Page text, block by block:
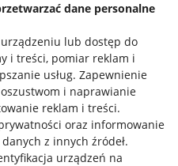
dane personalne
lub dostęp do
i treści, pomiar reklam i
usług. Zapewnienie
i naprawianie
reklam i treści.
oraz informowanie
z innych źródeł.
urządzeń na